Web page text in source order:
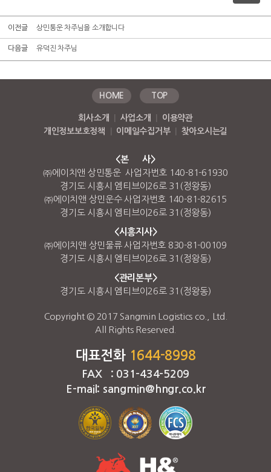
이전글 상민통운 차주님을 소개합니다
다음글 유덕진 차주님
HOME TOP
회사소개 사업소개
이용약관
개인정보보호정책
이메일수집거부 찾아오시는길
<본 사>
㈜에이치앤 상민통운 사업자번호 140-81-61930
경기도 시흥시 엠티브이26로 31(정왕동)
㈜에이치앤 상민운수 사업자번호 140-81-82615
경기도 시흥시 엠티브이26로 31(정왕동)
<시흥지사>
㈜에이치앤 상민물류 사업자번호 830-81-00109
경기도 시흥시 엠티브이26로 31(정왕동)
<관리본부>
경기도 시흥시 엠티브이26로 31(정왕동)
Copyright © 2017 Sangmin Logistics co., Ltd.
All Rights Reserved.
대표전화 1644-8998
FAX : 031-434-5209
E-mail: sangmin@hngr.co.kr